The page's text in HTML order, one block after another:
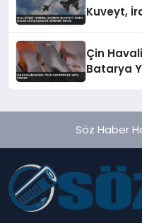
Kuveyt,
Çin
Batarya
Söz Haber